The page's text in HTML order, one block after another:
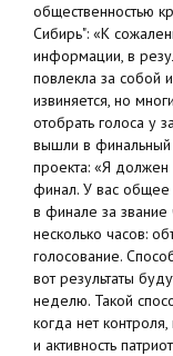
общественностью
Сибирь": «К
информации, в
повлекла за собой
извиняется, но
отобрать голоса у
вышли в финальный
проекта: «Я
финал. У вас общее
в финале за звание
несколько часов:
голосование.
вот результаты
неделю. Такой
когда нет
и активность